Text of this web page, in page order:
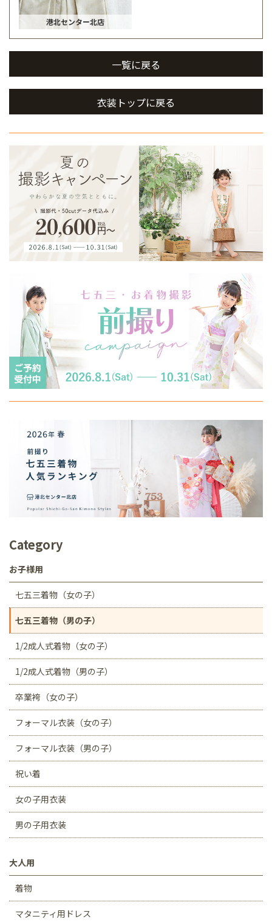
港北センター北店
一覧に戻る
衣装トップに戻る
Category
お子様用
七五三着物（女の子）
七五三着物（男の子）
1/2成人式着物（女の子）
1/2成人式着物（男の子）
卒業袴（女の子）
フォーマル衣装（女の子）
フォーマル衣装（男の子）
祝い着
女の子用衣装
男の子用衣装
大人用
着物
マタニティ用ドレス